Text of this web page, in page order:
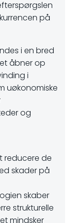
på
i en bred
åbner op
i
uøkonomiske
og
reducere de
skader på
skaber
strukturelle
mindsker